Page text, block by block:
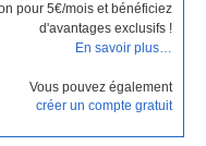
pour 5€/mois et bénéficiez
d'avantages exclusifs !
En savoir plus…
Vous pouvez également
créer un compte gratuit